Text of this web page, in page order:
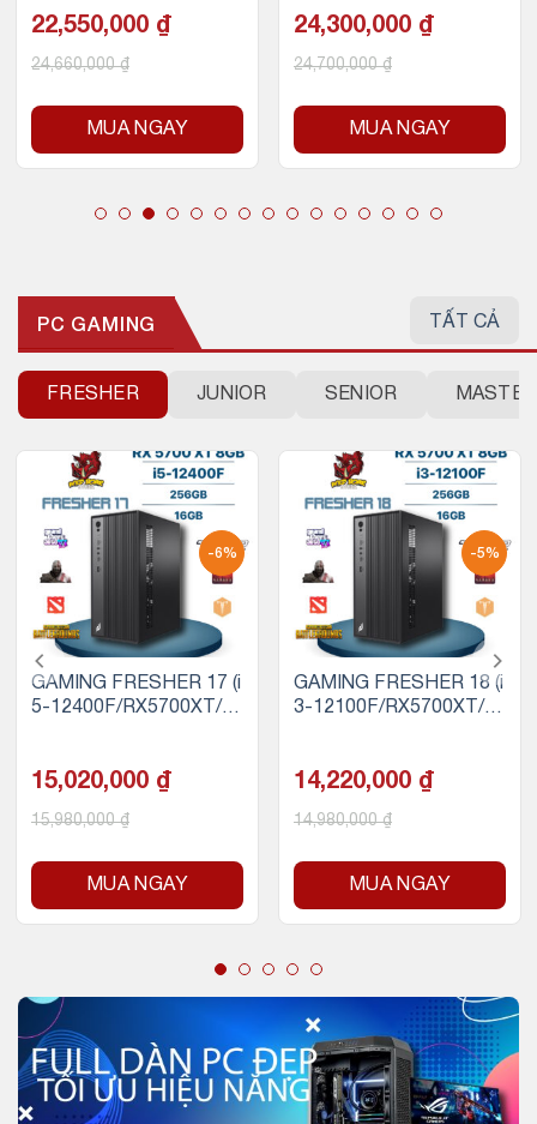
22,550,000 ₫
24,660,000₫
MUA NGAY
24,300,000 ₫
24,700,000₫
MUA NGAY
PC GAMING
FRESHER JUNIOR SENIOR MASTER
-6%
GAMING FRESHER 17 (i
5-12400F/RX5700XT/16
15,020,000 ₫
15,980,000₫
MUA NGAY
-5%
GAMING FRESHER 18 (i
3-12100F/RX5700XT/16
14,220,000 ₫
14,980,000₫
MUA NGAY
TẤT CẢ